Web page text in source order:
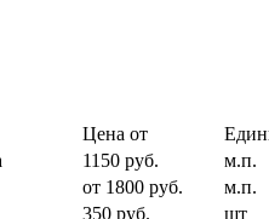
Цена от
1150 руб.
м.п.
от 1800 руб.
м.п.
350 руб.
шт